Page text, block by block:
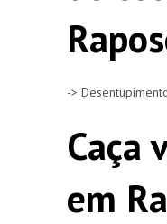
->
Caça
em